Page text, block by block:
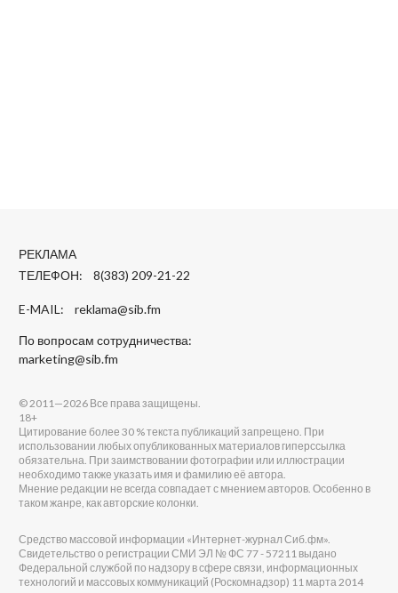
РЕКЛАМА
ТЕЛЕФОН: 8(383) 209-21-22
E-MAIL: reklama@sib.fm
По вопросам сотрудничества:
marketing@sib.fm
© 2011—2026 Все права защищены.
18+
Цитирование более 30 % текста публикаций запрещено. При
использовании любых опубликованных материалов гиперссылка
обязательна. При заимствовании фотографии или иллюстрации
необходимо также указать имя и фамилию её автора.
Мнение редакции не всегда совпадает с мнением авторов. Особенно в
таком жанре, как авторские колонки.
Средство массовой информации «Интернет-журнал Сиб.фм».
Свидетельство о регистрации СМИ ЭЛ № ФС 77 - 57211 выдано
Федеральной службой по надзору в сфере связи, информационных
технологий и массовых коммуникаций (Роскомнадзор) 11 марта 2014